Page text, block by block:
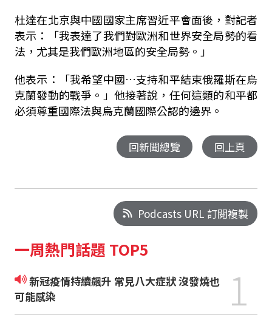
杜達在北京與中國國家主席習近平會面後，對記者
表示：「我表達了我們對歐洲和世界安全局勢的看
法，尤其是我們歐洲地區的安全局勢。」
他表示：「我希望中國…支持和平結束俄羅斯在烏
克蘭發動的戰爭。」他接著說，任何這類的和平都
必須尊重國際法與烏克蘭國際公認的邊界。
回新聞總覽 回上頁
Podcasts URL 訂閱複製
一周熱門話題 TOP5
新冠疫情持續飆升 常見八大症狀 沒發燒也
可能感染
1